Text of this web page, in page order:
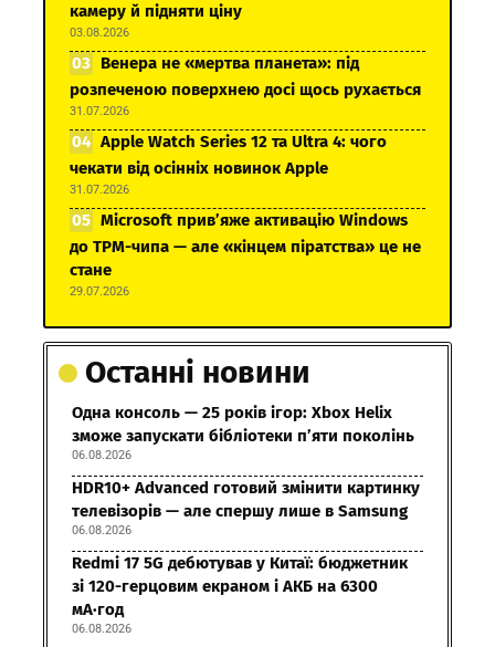
камеру й підняти ціну
03.08.2026
Венера не «мертва планета»: під
розпеченою поверхнею досі щось рухається
31.07.2026
Apple Watch Series 12 та Ultra 4: чого
чекати від осінніх новинок Apple
31.07.2026
Microsoft прив’яже активацію Windows
до TPM-чипа — але «кінцем піратства» це не
стане
29.07.2026
Останні новини
Одна консоль — 25 років ігор: Xbox Helix
зможе запускати бібліотеки п’яти поколінь
06.08.2026
HDR10+ Advanced готовий змінити картинку
телевізорів — але спершу лише в Samsung
06.08.2026
Redmi 17 5G дебютував у Китаї: бюджетник
зі 120-герцовим екраном і АКБ на 6300
мА·год
06.08.2026